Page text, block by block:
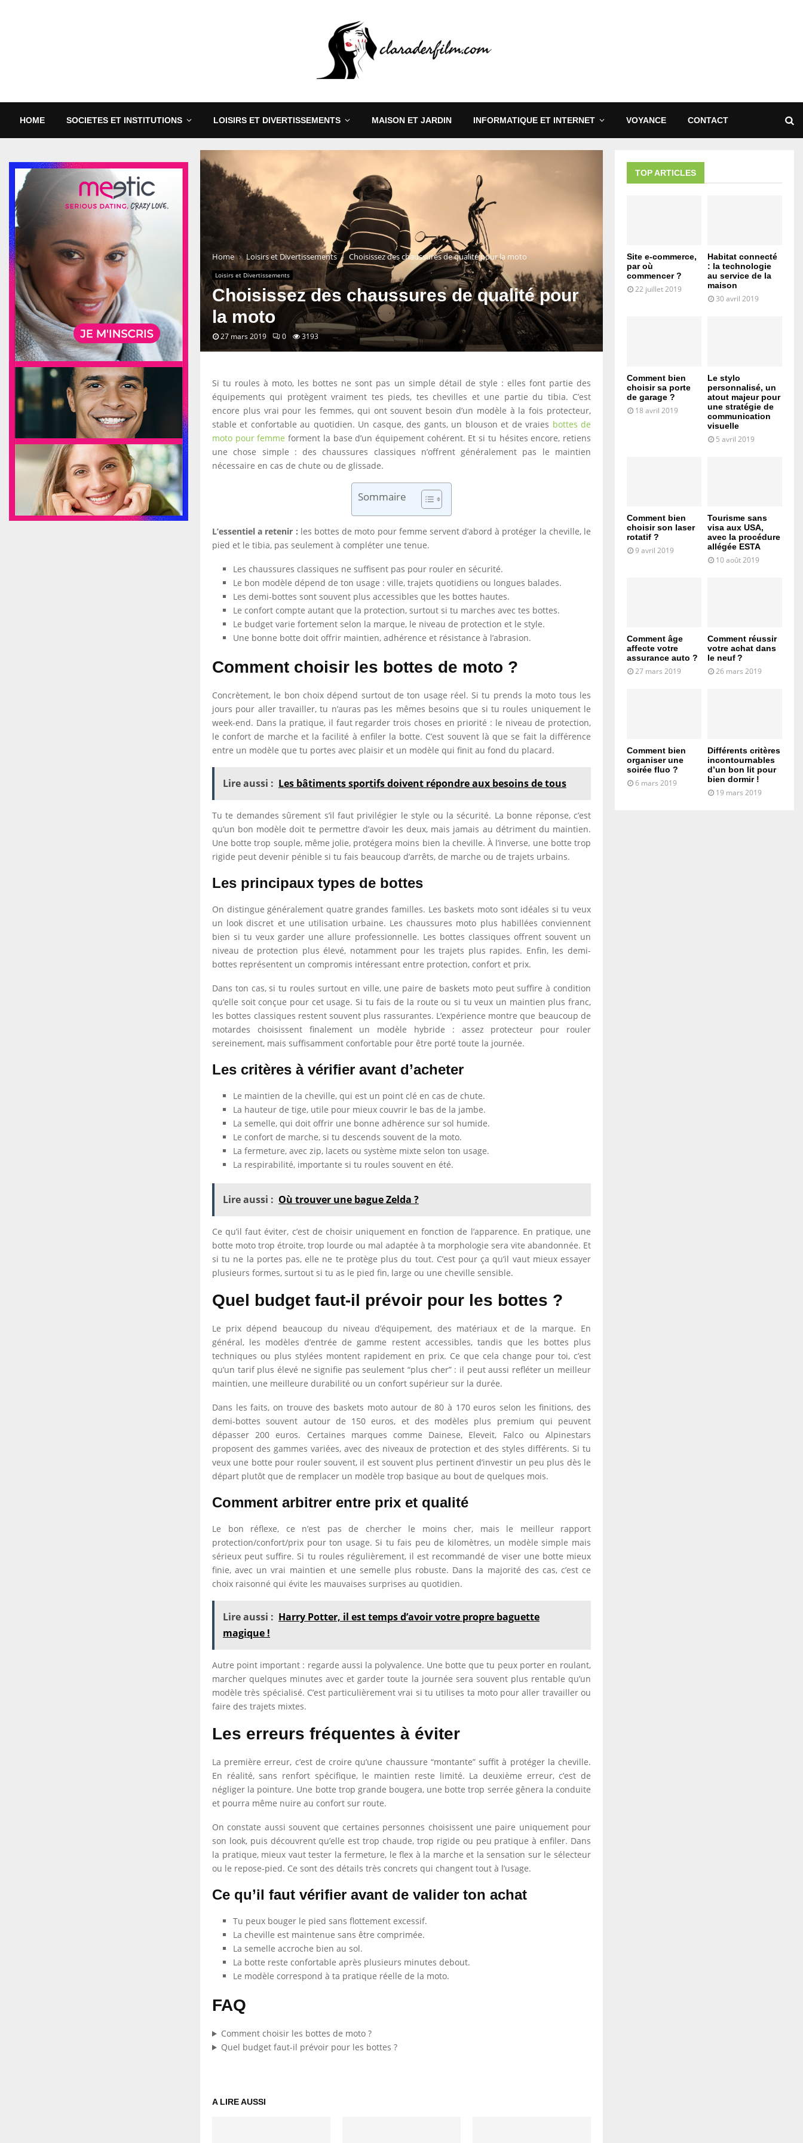
HOME SOCIETES ET INSTITUTIONS LOISIRS ET DIVERTISSEMENTS MAISON ET JARDIN INFORMATIQUE ET INTERNET VOYANCE CONTACT
Home Loisirs et Divertissements Choisissez des chaussures de qualité pour la moto
Loisirs et Divertissements
Choisissez des chaussures de qualité pour
la moto
27 mars 2019 0 3193
Si tu roules à moto, les bottes ne sont pas un simple détail de style : elles font partie des
équipements qui protègent vraiment tes pieds, tes chevilles et une partie du tibia. C’est
encore plus vrai pour les femmes, qui ont souvent besoin d’un modèle à la fois protecteur,
stable et confortable au quotidien. Un casque, des gants, un blouson et de vraies bottes de
moto pour femme forment la base d’un équipement cohérent. Et si tu hésites encore, retiens
une chose simple : des chaussures classiques n’offrent généralement pas le maintien
nécessaire en cas de chute ou de glissade.
Sommaire
L’essentiel a retenir : les bottes de moto pour femme servent d’abord à protéger la cheville, le
pied et le tibia, pas seulement à compléter une tenue.
Les chaussures classiques ne suffisent pas pour rouler en sécurité.
Le bon modèle dépend de ton usage : ville, trajets quotidiens ou longues balades.
Les demi-bottes sont souvent plus accessibles que les bottes hautes.
Le confort compte autant que la protection, surtout si tu marches avec tes bottes.
Le budget varie fortement selon la marque, le niveau de protection et le style.
Une bonne botte doit offrir maintien, adhérence et résistance à l’abrasion.
Comment choisir les bottes de moto ?
Concrètement, le bon choix dépend surtout de ton usage réel. Si tu prends la moto tous les
jours pour aller travailler, tu n’auras pas les mêmes besoins que si tu roules uniquement le
week-end. Dans la pratique, il faut regarder trois choses en priorité : le niveau de protection,
le confort de marche et la facilité à enfiler la botte. C’est souvent là que se fait la différence
entre un modèle que tu portes avec plaisir et un modèle qui finit au fond du placard.
Lire aussi : Les bâtiments sportifs doivent répondre aux besoins de tous
Tu te demandes sûrement s’il faut privilégier le style ou la sécurité. La bonne réponse, c’est
qu’un bon modèle doit te permettre d’avoir les deux, mais jamais au détriment du maintien.
Une botte trop souple, même jolie, protégera moins bien la cheville. À l’inverse, une botte trop
rigide peut devenir pénible si tu fais beaucoup d’arrêts, de marche ou de trajets urbains.
Les principaux types de bottes
On distingue généralement quatre grandes familles. Les baskets moto sont idéales si tu veux
un look discret et une utilisation urbaine. Les chaussures moto plus habillées conviennent
bien si tu veux garder une allure professionnelle. Les bottes classiques offrent souvent un
niveau de protection plus élevé, notamment pour les trajets plus rapides. Enfin, les demi-
bottes représentent un compromis intéressant entre protection, confort et prix.
Dans ton cas, si tu roules surtout en ville, une paire de baskets moto peut suffire à condition
qu’elle soit conçue pour cet usage. Si tu fais de la route ou si tu veux un maintien plus franc,
les bottes classiques restent souvent plus rassurantes. L’expérience montre que beaucoup de
motardes choisissent finalement un modèle hybride : assez protecteur pour rouler
sereinement, mais suffisamment confortable pour être porté toute la journée.
Les critères à vérifier avant d’acheter
Le maintien de la cheville, qui est un point clé en cas de chute.
La hauteur de tige, utile pour mieux couvrir le bas de la jambe.
La semelle, qui doit offrir une bonne adhérence sur sol humide.
Le confort de marche, si tu descends souvent de la moto.
La fermeture, avec zip, lacets ou système mixte selon ton usage.
La respirabilité, importante si tu roules souvent en été.
Lire aussi : Où trouver une bague Zelda ?
Ce qu’il faut éviter, c’est de choisir uniquement en fonction de l’apparence. En pratique, une
botte moto trop étroite, trop lourde ou mal adaptée à ta morphologie sera vite abandonnée. Et
si tu ne la portes pas, elle ne te protège plus du tout. C’est pour ça qu’il vaut mieux essayer
plusieurs formes, surtout si tu as le pied fin, large ou une cheville sensible.
Quel budget faut-il prévoir pour les bottes ?
Le prix dépend beaucoup du niveau d’équipement, des matériaux et de la marque. En
général, les modèles d’entrée de gamme restent accessibles, tandis que les bottes plus
techniques ou plus stylées montent rapidement en prix. Ce que cela change pour toi, c’est
qu’un tarif plus élevé ne signifie pas seulement “plus cher” : il peut aussi refléter un meilleur
maintien, une meilleure durabilité ou un confort supérieur sur la durée.
Dans les faits, on trouve des baskets moto autour de 80 à 170 euros selon les finitions, des
demi-bottes souvent autour de 150 euros, et des modèles plus premium qui peuvent
dépasser 200 euros. Certaines marques comme Dainese, Eleveit, Falco ou Alpinestars
proposent des gammes variées, avec des niveaux de protection et des styles différents. Si tu
veux une botte pour rouler souvent, il est souvent plus pertinent d’investir un peu plus dès le
départ plutôt que de remplacer un modèle trop basique au bout de quelques mois.
Comment arbitrer entre prix et qualité
Le bon réflexe, ce n’est pas de chercher le moins cher, mais le meilleur rapport
protection/confort/prix pour ton usage. Si tu fais peu de kilomètres, un modèle simple mais
sérieux peut suffire. Si tu roules régulièrement, il est recommandé de viser une botte mieux
finie, avec un vrai maintien et une semelle plus robuste. Dans la majorité des cas, c’est ce
choix raisonné qui évite les mauvaises surprises au quotidien.
Lire aussi : Harry Potter, il est temps d’avoir votre propre baguette
magique !
Autre point important : regarde aussi la polyvalence. Une botte que tu peux porter en roulant,
marcher quelques minutes avec et garder toute la journée sera souvent plus rentable qu’un
modèle très spécialisé. C’est particulièrement vrai si tu utilises ta moto pour aller travailler ou
faire des trajets mixtes.
Les erreurs fréquentes à éviter
La première erreur, c’est de croire qu’une chaussure “montante” suffit à protéger la cheville.
En réalité, sans renfort spécifique, le maintien reste limité. La deuxième erreur, c’est de
négliger la pointure. Une botte trop grande bougera, une botte trop serrée gênera la conduite
et pourra même nuire au confort sur route.
On constate aussi souvent que certaines personnes choisissent une paire uniquement pour
son look, puis découvrent qu’elle est trop chaude, trop rigide ou peu pratique à enfiler. Dans
la pratique, mieux vaut tester la fermeture, le flex à la marche et la sensation sur le sélecteur
ou le repose-pied. Ce sont des détails très concrets qui changent tout à l’usage.
Ce qu’il faut vérifier avant de valider ton achat
Tu peux bouger le pied sans flottement excessif.
La cheville est maintenue sans être comprimée.
La semelle accroche bien au sol.
La botte reste confortable après plusieurs minutes debout.
Le modèle correspond à ta pratique réelle de la moto.
FAQ
Comment choisir les bottes de moto ?
Quel budget faut-il prévoir pour les bottes ?
A LIRE AUSSI
TOP ARTICLES
Site e-commerce,
par où
commencer ?
22 juillet 2019
Habitat connecté
: la technologie
au service de la
maison
30 avril 2019
Comment bien
choisir sa porte
de garage ?
18 avril 2019
Le stylo
personnalisé, un
atout majeur pour
une stratégie de
communication
visuelle
5 avril 2019
Comment bien
choisir son laser
rotatif ?
9 avril 2019
Tourisme sans
visa aux USA,
avec la procédure
allégée ESTA
10 août 2019
Comment âge
affecte votre
assurance auto ?
27 mars 2019
Comment réussir
votre achat dans
le neuf ?
26 mars 2019
Comment bien
organiser une
soirée fluo ?
6 mars 2019
Différents critères
incontournables
d’un bon lit pour
bien dormir !
19 mars 2019